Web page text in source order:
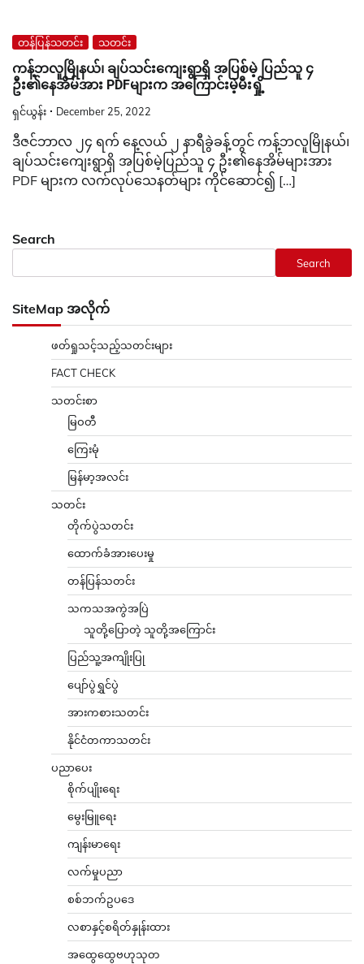
တန်ပြန်သတင်း သတင်း
ကန့်ဘလူမြိုနယ်၊ ချပ်သင်းကျေးရွာရှိ အပြစ်မဲ့ ပြည်သူ ၄
ဦး၏နေအိမ်အား PDFများက အကြောင်းမဲ့မီးရှို့
ရှင်ယွန်း December 25, 2022
ဒီဇင်ဘာလ ၂၄ ရက် နေ့လယ် ၂ နာရီခွဲခန့်တွင် ကန့်ဘလူမြိုနယ်၊
ချပ်သင်းကျေးရွာရှိ အပြစ်မဲ့ပြည်သူ ၄ ဦး၏နေအိမ်များအား
PDF များက လက်လုပ်သေနတ်များ ကိုင်ဆောင်၍ […]
Search
Search
SiteMap အလိုက်
ဖတ်ရှုသင့်သည့်သတင်းများ
FACT CHECK
သတင်းစာ
မြဝတီ
ကြေးမုံ
မြန်မာ့အလင်း
သတင်း
တိုက်ပွဲသတင်း
ထောက်ခံအားပေးမှု
တန်ပြန်သတင်း
သကသအကွဲအပြဲ
သူတို့ပြောတဲ့ သူတို့အကြောင်း
ပြည်သူ့အကျိုးပြု
ပျော်ပွဲရွှင်ပွဲ
အားကစားသတင်း
နိုင်ငံတကာသတင်း
ပညာပေး
စိုက်ပျိုးရေး
မွေးမြူရေး
ကျန်းမာရေး
လက်မှုပညာ
စစ်ဘက်ဥပဒေ
လစာနှင့်စရိတ်နှုန်းထား
အထွေထွေဗဟုသုတ